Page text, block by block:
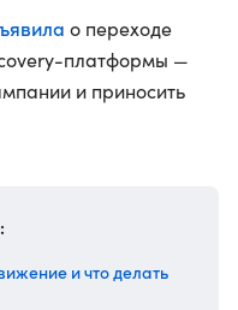
о переходе
платформы —
и приносить
и что делать